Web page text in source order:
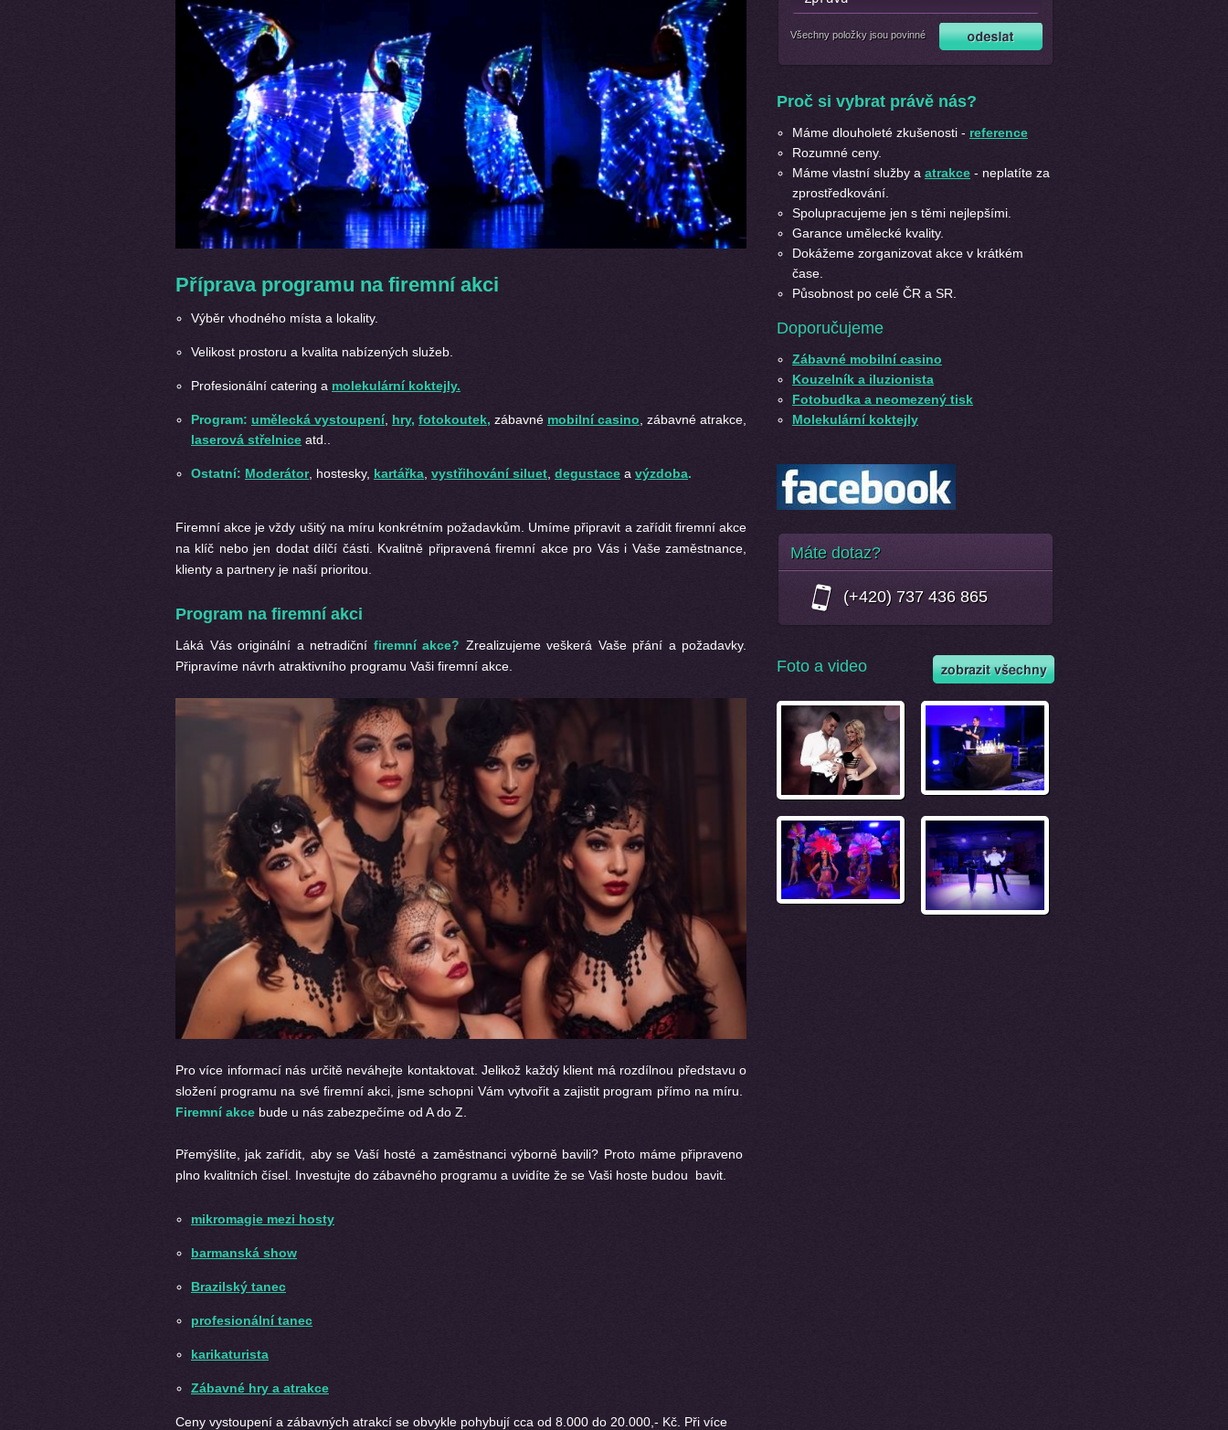
Příprava programu na firemní akci
Výběr vhodného místa a lokality.
Velikost prostoru a kvalita nabízených služeb.
Profesionální catering a molekulární koktejly.
Program: umělecká vystoupení, hry, fotokoutek, zábavné mobilní casino , zábavné atrakce,
laserová střelnice atd..
Ostatní: Moderátor, hostesky, kartářka vystřihování siluet degustace a výzdoba.
Firemní akce je vždy ušitý na míru konkrétním požadavkům. Umíme připravit a zařídit firemní akce
na klíč nebo jen dodat dílčí části. Kvalitně připravená firemní akce pro Vás i Vaše zaměstnance,
klienty a partnery je naší prioritou.
Program na firemní akci
Láká Vás originální a netradiční firemní akce? Zrealizujeme veškerá Vaše přání a požadavky.
Připravíme návrh atraktivního programu Vaši firemní akce.
Pro více informací nás určitě neváhejte kontaktovat. Jelikož každý klient má rozdílnou představu o
složení programu na své firemní akci, jsme schopni Vám vytvořit a zajistit program přímo na míru.
Firemní akce bude u nás zabezpečíme od A do Z.
Přemýšlíte, jak zařídit, aby se Vaší hosté a zaměstnanci výborně bavili? Proto máme připraveno
plno kvalitních čísel. Investujte do zábavného programu a uvidíte že se Vaši hoste budou bavit.
mikromagie mezi hosty
barmanská show
Brazilský tanec
profesionální tanec
karikaturista
Zábavné hry a atrakce
Ceny vystoupení a zábavných atrakcí se obvykle pohybují cca od 8.000 do 20.000,- Kč. Při více
Všechny položky jsou povinné
Proč si vybrat právě nás?
Máme dlouholeté zkušenosti - reference
Rozumné ceny.
Máme vlastní služby a atrakce - neplatíte za
zprostředkování.
Spolupracujeme jen s těmi nejlepšími.
Garance umělecké kvality.
Dokážeme zorganizovat akce v krátkém
čase.
Působnost po celé ČR a SR.
Doporučujeme
Zábavné mobilní casino
Kouzelník a iluzionista
Fotobudka a neomezený tisk
Molekulární koktejly
Máte dotaz?
(+420) 737 436 865
Foto a video